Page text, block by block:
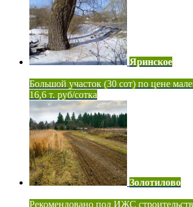
Яринское
Большой участок (30 сот) по цене
16,6 т. руб/сотка
Золотилово
Рекомендовано под ИЖС